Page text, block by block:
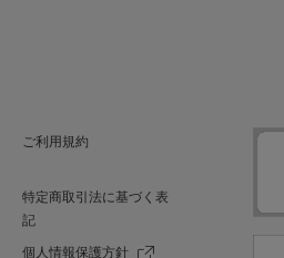
ご利用規約
特定商取引法に基づく表
記
個人情報保護方針